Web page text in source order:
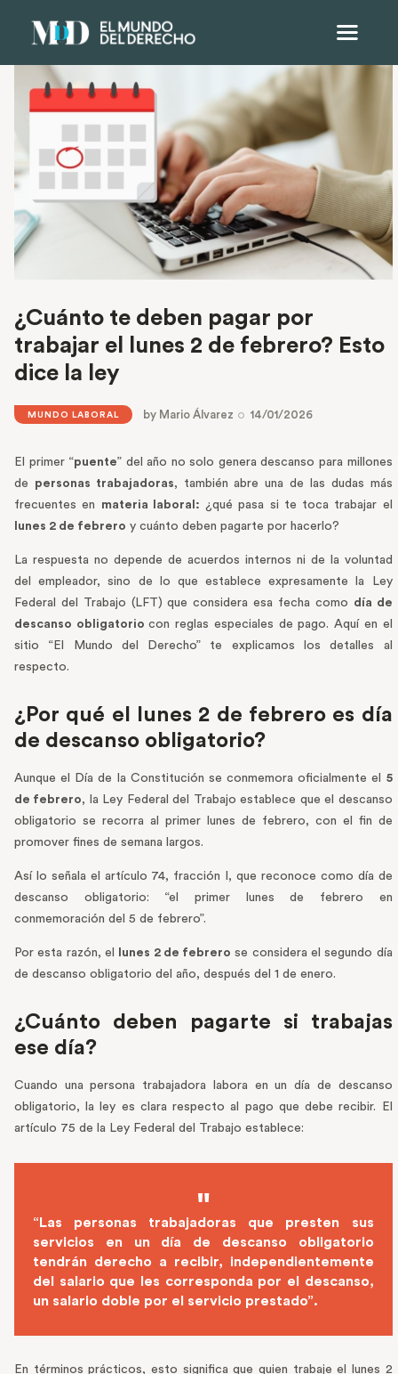
¿Cuánto te deben pagar por
trabajar el lunes 2 de febrero? Esto
dice la ley
MUNDO LABORAL by Mario Álvarez 14/01/2026
El primer “puente” del año no solo genera descanso para millones
de personas trabajadoras, también abre una de las dudas más
frecuentes en
materia laboral: ¿qué pasa si te toca trabajar el
lunes 2 de febrero y cuánto deben pagarte por hacerlo?
La respuesta no depende de acuerdos internos ni de la voluntad
del empleador, sino de lo que establece expresamente la Ley
Federal del Trabajo (LFT) que considera esa fecha como día de
descanso obligatoriocon reglas especiales de pago. Aquí en el
sitio “El Mundo del Derecho” te explicamos los detalles al
respecto.
¿Por qué el lunes 2 de febrero es día
de descanso obligatorio?
Aunque el Día de la Constitución se conmemora oficialmente el 5
de febrero, la Ley Federal del Trabajo establece que el descanso
obligatorio se recorra al primer lunes de febrero, con el fin de
promover fines de semana largos.
Así lo señala el artículo 74, fracción I, que reconoce como día de
descanso obligatorio: “el primer lunes de febrero en
conmemoración del 5 de febrero”.
Por esta razón, el lunes 2 de febrero se considera el segundo día
de descanso obligatorio del año, después del 1 de enero.
¿Cuánto deben pagarte si trabajas
ese día?
Cuando una persona trabajadora labora en un día de descanso
obligatorio, la ley es clara respecto al pago que debe recibir. El
artículo 75 de la Ley Federal del Trabajo establece:
“Las personas trabajadoras que presten sus
servicios en un día de descanso obligatorio
tendrán derecho a recibir, independientemente
del salario que les corresponda por el descanso,
un salario doble por el servicio prestado”.
En términos prácticos, esto significa que quien trabaje el lunes 2